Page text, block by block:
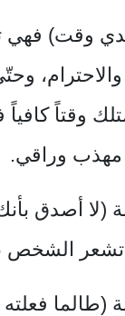
وقت) فهي
والاحترام،
وقتاً كافياً
وراقي.
(لا أصدق
تشعر الشخص
(طالما